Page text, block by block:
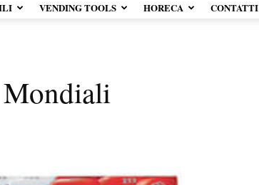
VENDING TOOLS HORECA CONTATTI